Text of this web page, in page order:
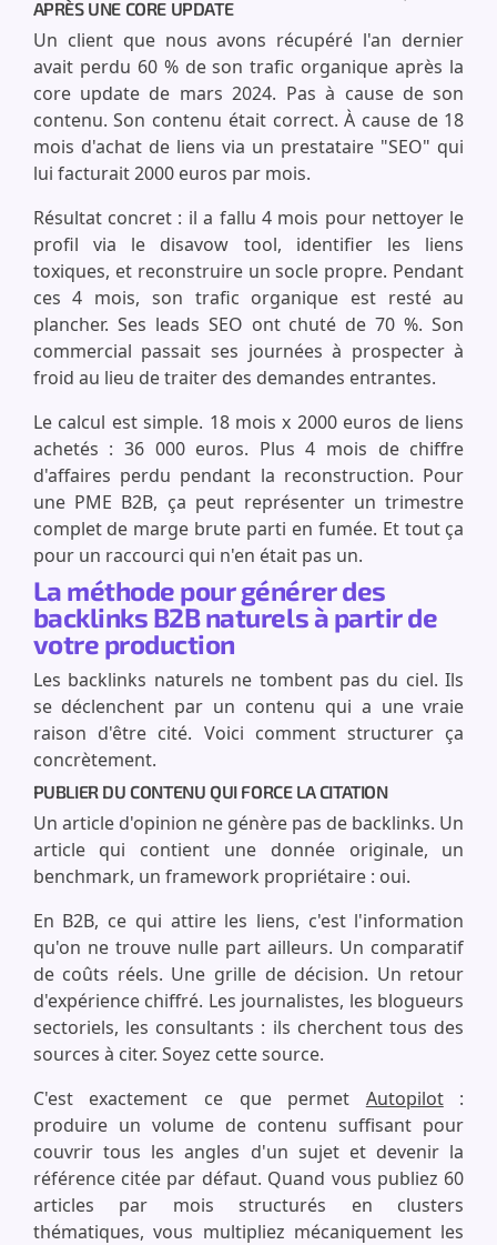
APRÈS UNE CORE UPDATE
Un client que nous avons récupéré l'an dernier
avait perdu 60 % de son trafic organique après la
core update de mars 2024. Pas à cause de son
contenu. Son contenu était correct. À cause de 18
mois d'achat de liens via un prestataire "SEO" qui
lui facturait 2000 euros par mois.
Résultat concret : il a fallu 4 mois pour nettoyer le
profil via le disavow tool, identifier les liens
toxiques, et reconstruire un socle propre. Pendant
ces 4 mois, son trafic organique est resté au
plancher. Ses leads SEO ont chuté de 70 %. Son
commercial passait ses journées à prospecter à
froid au lieu de traiter des demandes entrantes.
Le calcul est simple. 18 mois x 2000 euros de liens
achetés : 36 000 euros. Plus 4 mois de chiffre
d'affaires perdu pendant la reconstruction. Pour
une PME B2B, ça peut représenter un trimestre
complet de marge brute parti en fumée. Et tout ça
pour un raccourci qui n'en était pas un.
La méthode pour générer des
backlinks B2B naturels à partir de
votre production
Les backlinks naturels ne tombent pas du ciel. Ils
se déclenchent par un contenu qui a une vraie
raison d'être cité. Voici comment structurer ça
concrètement.
PUBLIER DU CONTENU QUI FORCE LA CITATION
Un article d'opinion ne génère pas de backlinks. Un
article qui contient une donnée originale, un
benchmark, un framework propriétaire : oui.
En B2B, ce qui attire les liens, c'est l'information
qu'on ne trouve nulle part ailleurs. Un comparatif
de coûts réels. Une grille de décision. Un retour
d'expérience chiffré. Les journalistes, les blogueurs
sectoriels, les consultants : ils cherchent tous des
sources à citer. Soyez cette source.
C'est exactement ce que permet Autopilot:
produire un volume de contenu suffisant pour
couvrir tous les angles d'un sujet et devenir la
référence citée par défaut. Quand vous publiez 60
articles par mois structurés en clusters
thématiques, vous multipliez mécaniquement les